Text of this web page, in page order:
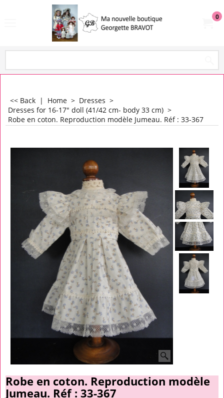
0
<< Back | Home > Dresses >
Dresses for 16-17" doll (41/42 cm- body 33 cm) >
Robe en coton. Reproduction modèle Jumeau. Réf : 33-367
Robe en coton. Reproduction modèle
Jumeau. Réf : 33-367